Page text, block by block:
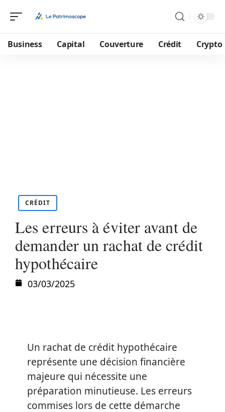
Business Capital Couverture Crédit Crypto
CRÉDIT
Les erreurs à éviter avant de
demander un rachat de crédit
hypothécaire
03/03/2025
Un rachat de crédit hypothécaire
représente une décision financière
majeure qui nécessite une
préparation minutieuse. Les erreurs
commises lors de cette démarche